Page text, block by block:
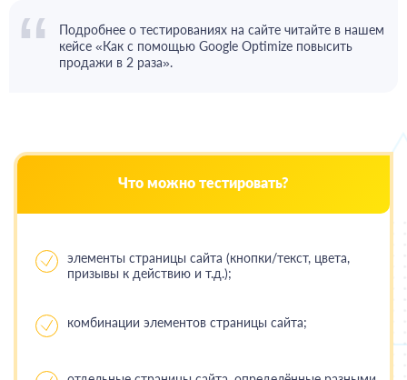
Подробнее о тестированиях на сайтe читайте в нашем
кейсе «Как с помощью Google Optimize повысить
продажи в 2 раза».
Что можно тестировать?
элементы страницы сайта (кнопки/текст, цвета,
призывы к действию и т.д.);
комбинации элементов страницы сайта;